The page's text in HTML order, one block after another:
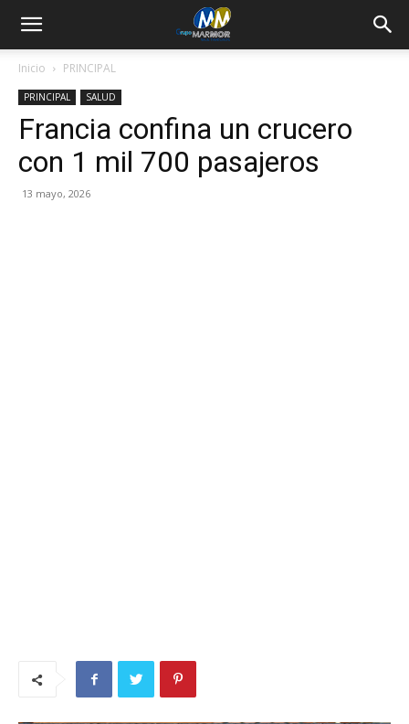
Inicio PRINCIPAL
PRINCIPAL SALUD
Francia confina un crucero
con 1 mil 700 pasajeros
13 mayo, 2026